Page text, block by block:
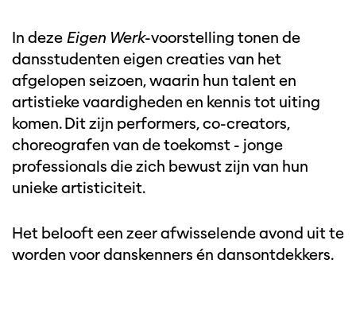
In deze Eigen Werk-voorstelling tonen de
dansstudenten eigen creaties van het
afgelopen seizoen, waarin hun talent en
artistieke vaardigheden en kennis tot uiting
komen. Dit zijn performers, co-creators,
choreografen van de toekomst - jonge
professionals die zich bewust zijn van hun
unieke artisticiteit.
Het belooft een zeer afwisselende avond uit te
worden voor danskenners én dansontdekkers.